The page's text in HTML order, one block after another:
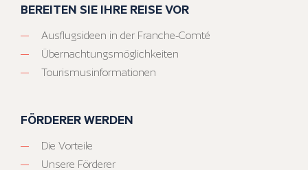
BEREITEN SIE IHRE REISE VOR
Ausflugsideen in der Franche-Comté
Übernachtungsmöglichkeiten
Tourismusinformationen
FÖRDERER WERDEN
Die Vorteile
Unsere Förderer